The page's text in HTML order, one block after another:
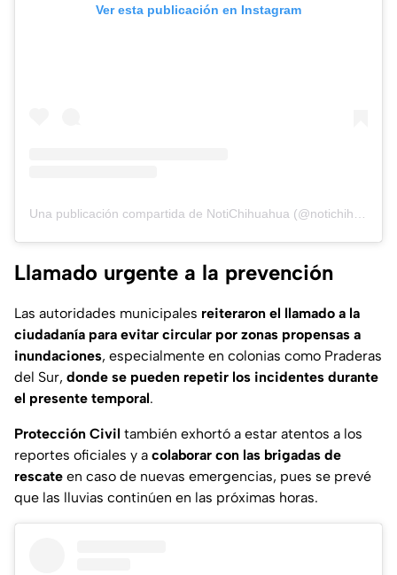
Ver esta publicación en Instagram
Llamado urgente a la prevención
Las autoridades municipales reiteraron el llamado a la
ciudadanía para evitar circular por zonas propensas a
inundaciones, especialmente en colonias como Praderas
del Sur, donde se pueden repetir los incidentes durante
el presente temporal.
Protección Civil también exhortó a estar atentos a los
reportes oficiales y a colaborar con las brigadas de
rescate en caso de nuevas emergencias, pues se prevé
que las lluvias continúen en las próximas horas.